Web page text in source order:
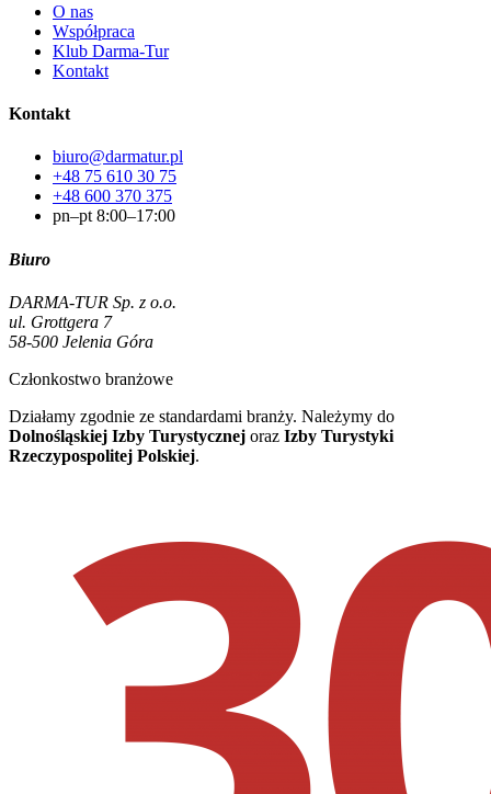
O nas
Współpraca
Klub Darma-Tur
Kontakt
Kontakt
biuro@darmatur.pl
+48 75 610 30 75
+48 600 370 375
pn–pt 8:00–17:00
Biuro
DARMA-TUR Sp. z o.o.
ul. Grottgera 7
58-500 Jelenia Góra
Członkostwo branżowe
Działamy zgodnie ze standardami branży. Należymy do
Dolnośląskiej Izby Turystycznej oraz Izby Turystyki
Rzeczypospolitej Polskiej.